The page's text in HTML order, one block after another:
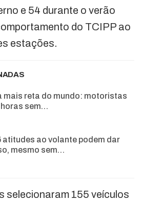
e 54 durante o verão
do TCIPP ao
estações.
mais reta do mundo: motoristas
sem…
atitudes ao volante podem dar
mesmo sem…
selecionaram 155 veículos